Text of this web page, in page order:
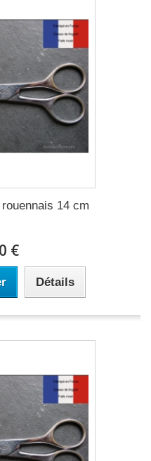
14 cm
€
Détails